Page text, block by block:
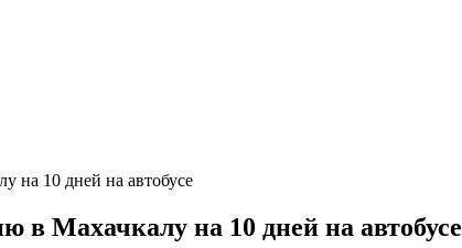
в Махачкалу на 10 дней на автобусе